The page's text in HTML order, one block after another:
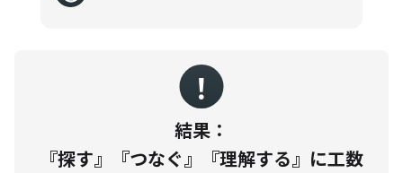
！
結果：
『探す』『つなぐ』『理解する』に工数